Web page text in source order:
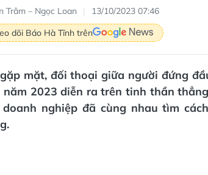
Trâm – Ngọc Loan
13/10/2023 07:46
dõi Báo Hà Tĩnh trên
mặt, đối thoại giữa người đứng
2023 diễn ra trên tinh thần
nghiệp đã cùng nhau tìm